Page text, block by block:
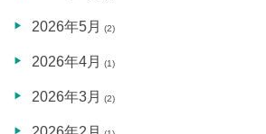
2026年5月 (2)
2026年4月 (1)
2026年3月 (2)